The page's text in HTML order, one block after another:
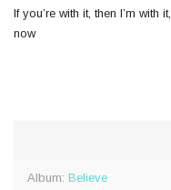
If you’re with it, then I’m with it,
now
Album: Believe